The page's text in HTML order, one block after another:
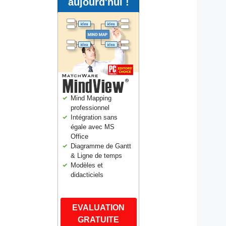
Mind Mapping
professionnel
Intégration sans
égale avec MS
Office
Diagramme de Gantt
& Ligne de temps
Modèles et
didacticiels
EVALUATION
GRATUITE